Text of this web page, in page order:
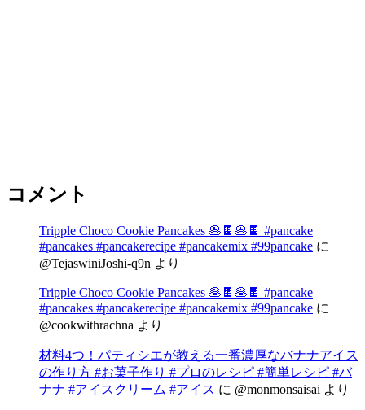
コメント
Tripple Choco Cookie Pancakes 🥞🍫🥞🍫 #pancake
#pancakes #pancakerecipe #pancakemix #99pancake に
@TejaswiniJoshi-q9n より
Tripple Choco Cookie Pancakes 🥞🍫🥞🍫 #pancake
#pancakes #pancakerecipe #pancakemix #99pancake に
@cookwithrachna より
材料4つ！パティシエが教える一番濃厚なバナナアイス
の作り方 #お菓子作り #プロのレシピ #簡単レシピ #バ
ナナ #アイスクリーム #アイス に @monmonsaisai より